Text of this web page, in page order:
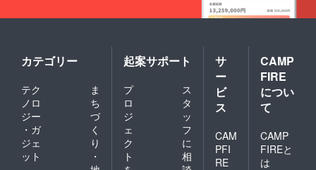
カテゴリー
テク
ノロ
ジー
・ガ
ジェ
ット
ま
ち
づ
く
り
・
起案サポート
プ
ロ
ジ
ェ
ク
ト
ス
タ
ッ
フ
に
相
サ
ー
ビ
ス
CAM
PFI
RE
CAMP
FIRE
につい
て
CAMP
FIREと
は